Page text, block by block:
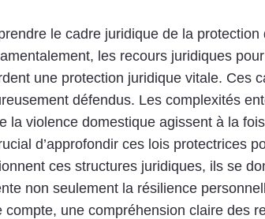
le cadre juridique de la
les recours juridiques
une protection juridique vitale. Ces
défendus. Les complexités
la violence domestique agissent à la
d’approfondir ces lois protectrices
ces structures juridiques, ils se
non seulement la résilience
compte, une compréhension claire des